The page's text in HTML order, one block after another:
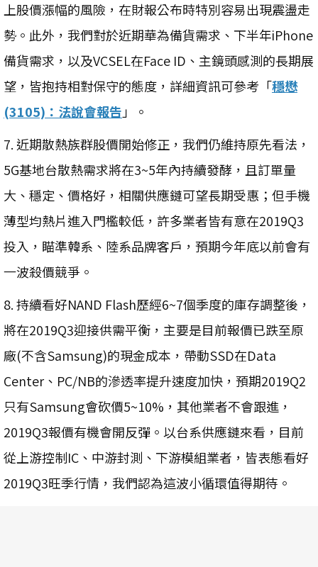
上股價漲幅的風險，在財報公布時特別容易出現震盪走
勢。此外，我們對於近期華為備貨需求、下半年iPhone
備貨需求，以及VCSEL在Face ID、主鏡頭感測的長期展
望，皆抱持相對保守的態度，詳細資訊可參考「穩懋
(3105)：法說會報告 」。
7. 近期散熱族群股價開始修正，我們仍維持原先看法，
5G基地台散熱需求將在3~5年內持續發酵，且訂單量
大、穩定、價格好，相關供應鏈可望長期受惠；但手機
薄型均熱片進入門檻較低，許多業者皆有意在2019Q3
投入，瞄準韓系、陸系品牌客戶，預期今年底以前會有
一波殺價競爭。
8. 持續看好NAND Flash歷經6~7個季度的庫存調整後，
將在2019Q3迎接供需平衡，主要是目前報價已跌至原
廠(不含Samsung)的現金成本，帶動SSD在Data
Center、PC/NB的滲透率提升速度加快，預期2019Q2
只有Samsung會砍價5~10%，其他業者不會跟進，
2019Q3報價有機會開反彈。以台系供應鏈來看，目前
從上游控制IC、中游封測、下游模組業者，皆表態看好
2019Q3旺季行情，我們認為這波小循環值得期待。